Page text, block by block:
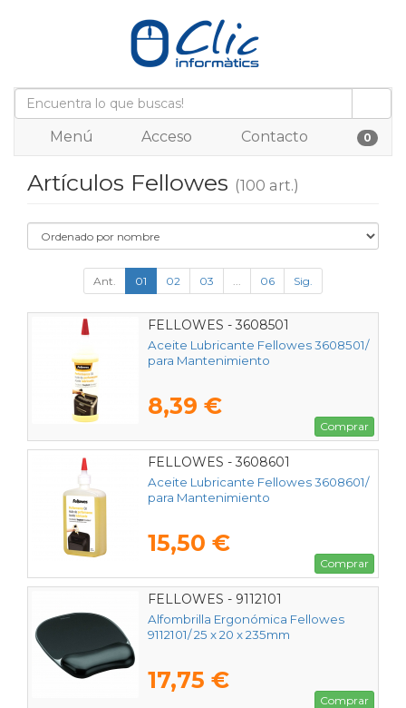
Menú Acceso Contacto 0
Artículos Fellowes (100 art.)
Ant. 01 02 03 ... 06 Sig.
FELLOWES - 3608501
Aceite Lubricante Fellowes 3608501/
para Mantenimiento
8,39 €
Comprar
FELLOWES - 3608601
Aceite Lubricante Fellowes 3608601/
para Mantenimiento
15,50 €
Comprar
FELLOWES - 9112101
Alfombrilla Ergonómica Fellowes
9112101/ 25 x 20 x 235mm
17,75 €
Comprar